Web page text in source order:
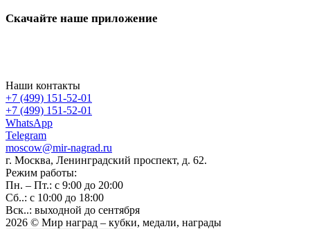
Скачайте наше приложение
Наши контакты
+7 (499) 151-52-01
+7 (499) 151-52-01
WhatsApp
Telegram
moscow@mir-nagrad.ru
г. Москва, Ленинградский проспект, д. 62.
Режим работы:
Пн. – Пт.: с 9:00 до 20:00
Сб..: с 10:00 до 18:00
Вск..: выходной до сентября
2026 © Мир наград – кубки, медали, награды